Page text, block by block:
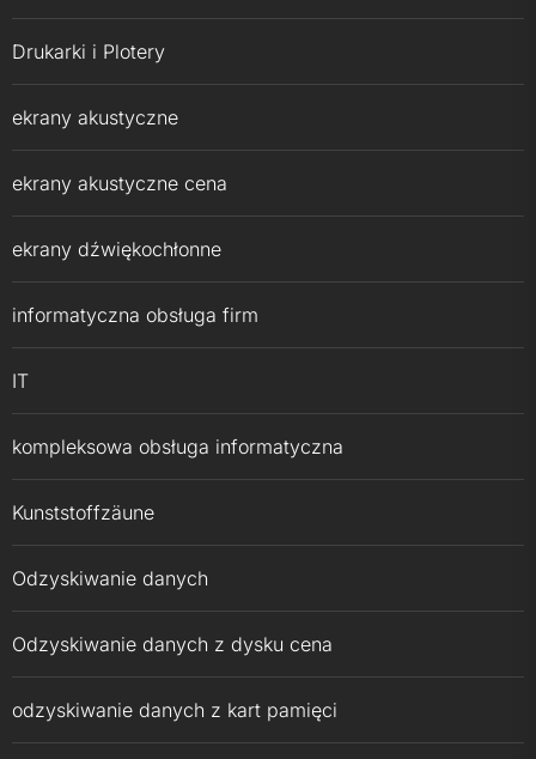
Drukarki i Plotery
ekrany akustyczne
ekrany akustyczne cena
ekrany dźwiękochłonne
informatyczna obsługa firm
IT
kompleksowa obsługa informatyczna
Kunststoffzäune
Odzyskiwanie danych
Odzyskiwanie danych z dysku cena
odzyskiwanie danych z kart pamięci